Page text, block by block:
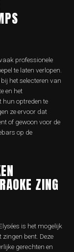
professionele
te laten verlopen.
het selecteren van
en het
hun optreden te
ze ervoor dat
of gewoon voor de
op de
ZING
is het mogelijk
zingen bent. Deze
gerechten en